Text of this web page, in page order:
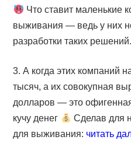
Что ставит маленькие
выживания — ведь у них
разработки таких решений.
3. А когда этих компаний
тысяч, а их совокупная
долларов — это
кучу денег
Сделав для
для выживания: читать